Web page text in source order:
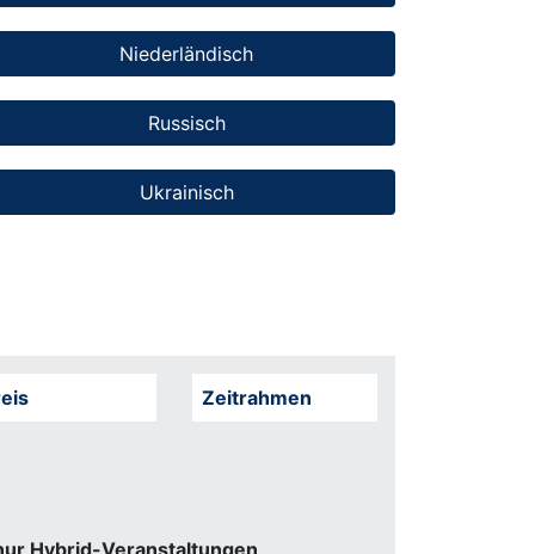
Niederländisch
Russisch
Ukrainisch
Zeitrahmen
Hybrid-Veranstaltungen